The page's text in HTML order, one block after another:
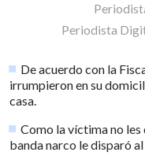
Periodista
De acuerdo con la
irrumpieron en su
casa.
Como la víctima no les
banda narco le disparó